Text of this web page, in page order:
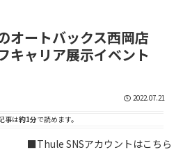
オートバックス西岡店
キャリア展示イベント
2022.07.21
事は約1分で読めます。
■Thule SNSアカウントはこちら